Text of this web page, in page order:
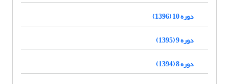
دوره 10 (1396)
دوره 9 (1395)
دوره 8 (1394)